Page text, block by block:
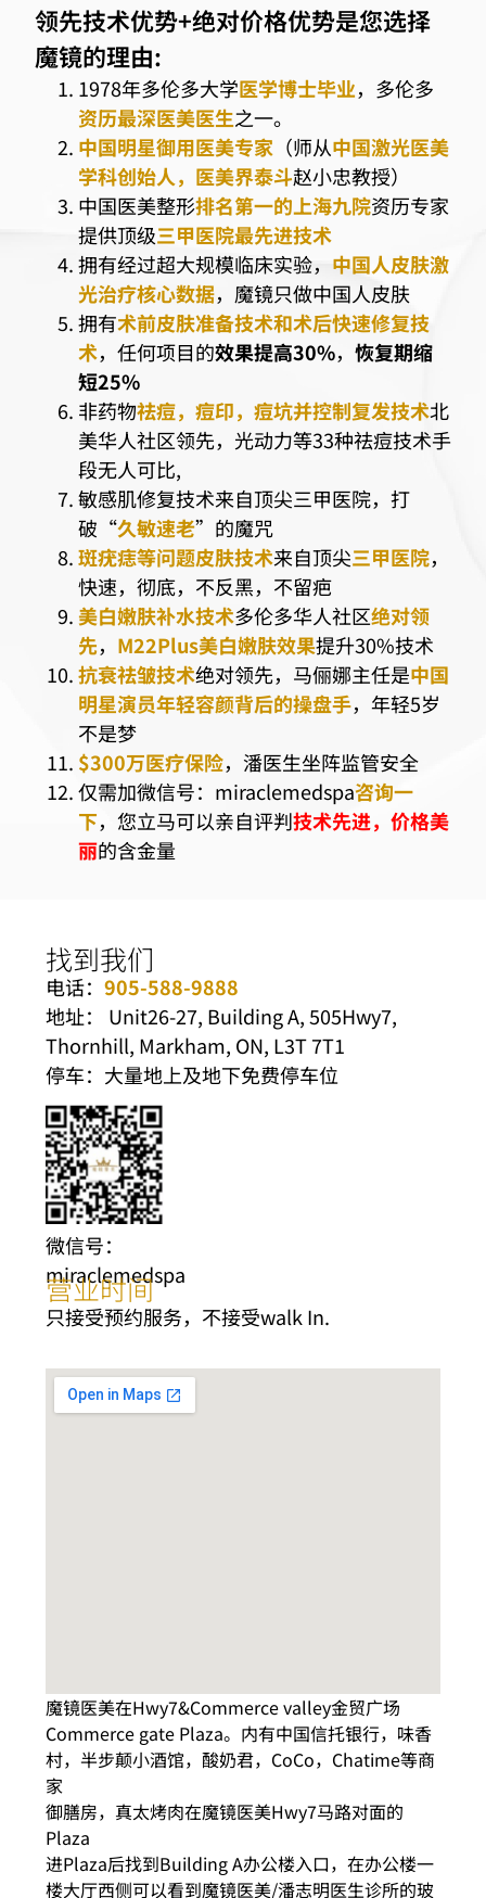
领先技术优势+绝对价格优势是您选择
魔镜的理由:
1978年多伦多大学医学博士毕业，多伦多
资历最深医美医生之一。
中国明星御用医美专家 （师从中国激光医美
学科创始人，医美界泰斗赵小忠教授）
中国医美整形排名第一的上海九院资历专家
提供顶级三甲医院最先进技术
拥有经过超大规模临床实验， 中国人皮肤激
光治疗核心数据，魔镜只做中国人皮肤
拥有术前皮肤准备技术和术后快速修复技
术，任何项目的效果提高30%， 恢复期缩
短25%
非药物祛痘，痘印，痘坑并控制复发技术北
美华人社区领先，光动力等33种祛痘技术手
段无人可比,
敏感肌修复技术来自顶尖三甲医院，打
破“久敏速老”的魔咒
斑疣痣等问题皮肤技术来自顶尖三甲医院，
快速，彻底，不反黑，不留疤
美白嫩肤补水技术多伦多华人社区绝对领
先， M22Plus美白嫩肤效果提升30%技术
抗衰祛皱技术绝对领先，马俪娜主任是中国
明星演员年轻容颜背后的操盘手，年轻5岁
不是梦
$300万医疗保险，潘医生坐阵监管安全
仅需加微信号：miraclemedspa咨询一
下，您立马可以亲自评判技术先进，价格美
丽的含金量
找到我们
电话： 905-588-9888
地址： Unit26-27, Building A, 505Hwy7,
Thornhill, Markham, ON, L3T 7T1
停车：大量地上及地下免费停车位
微信号：
miraclemedspa
营业时间
只接受预约服务，不接受walk In.
魔镜医美在Hwy7&Commerce valley金贸广场
Commerce gate Plaza。内有中国信托银行，味香
村，半步颠小酒馆，酸奶君，CoCo，Chatime等商
家
御膳房，真太烤肉在魔镜医美Hwy7马路对面的
Plaza
进Plaza后找到Building A办公楼入口，在办公楼一
楼大厅西侧可以看到魔镜医美/潘志明医生诊所的玻